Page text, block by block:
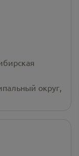
округ,